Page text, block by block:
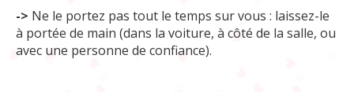
-> Ne le portez pas tout le temps sur vous : laissez-le
à portée de main (dans la voiture, à côté de la salle, ou
avec une personne de confiance).